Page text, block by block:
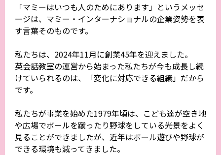
「マミーはいつも人のためにあります」というメッセ
ージは、マミー・インターナショナルの企業姿勢を表
す言葉そのものです。
私たちは、2024年11月に創業45年を迎えました。
英会話教室の運営から始まった私たちが今も成長し続
けていられるのは、「変化に対応できる組織」だから
です。
私たちが事業を始めた1979年頃は、こども達が空き地
や広場でボールを蹴ったり野球をしている光景をよく
見ることができましたが、近年はボール遊びや野球が
できる環境も減ってきました。